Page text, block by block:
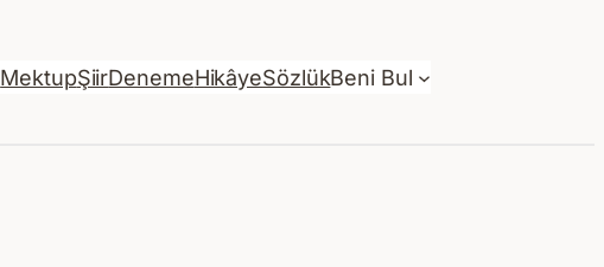
MektupŞiirDenemeHikâyeSözlükBeni Bul